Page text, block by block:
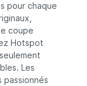
pour chaque
coupe
Hotspot
Les
passionnés